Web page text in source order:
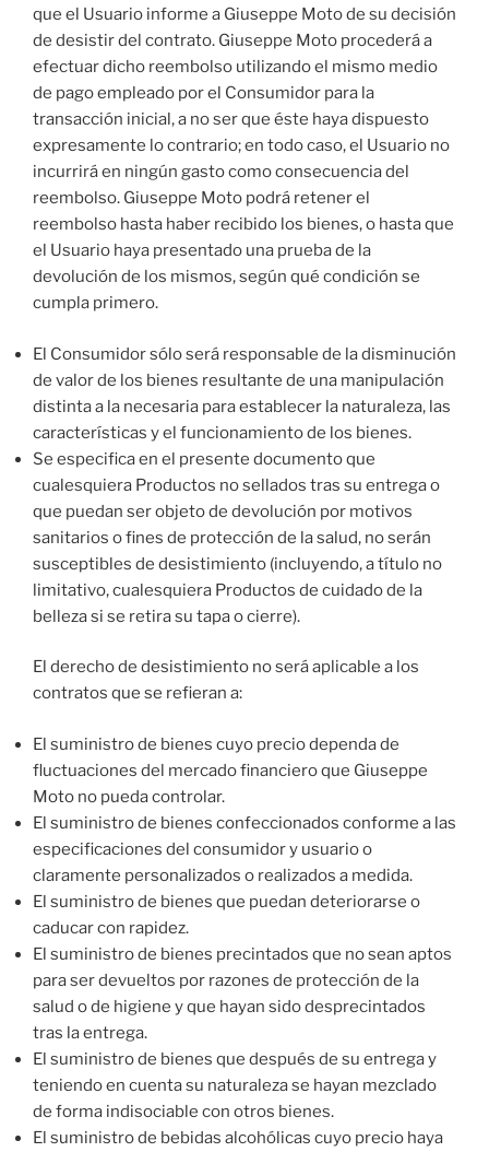
que el Usuario informe a Giuseppe Moto de su decisión
de desistir del contrato. Giuseppe Moto procederá a
efectuar dicho reembolso utilizando el mismo medio
de pago empleado por el Consumidor para la
transacción inicial, a no ser que éste haya dispuesto
expresamente lo contrario; en todo caso, el Usuario no
incurrirá en ningún gasto como consecuencia del
reembolso. Giuseppe Moto podrá retener el
reembolso hasta haber recibido los bienes, o hasta que
el Usuario haya presentado una prueba de la
devolución de los mismos, según qué condición se
cumpla primero.
El Consumidor sólo será responsable de la disminución
de valor de los bienes resultante de una manipulación
distinta a la necesaria para establecer la naturaleza, las
características y el funcionamiento de los bienes.
Se especifica en el presente documento que
cualesquiera Productos no sellados tras su entrega o
que puedan ser objeto de devolución por motivos
sanitarios o fines de protección de la salud, no serán
susceptibles de desistimiento (incluyendo, a título no
limitativo, cualesquiera Productos de cuidado de la
belleza si se retira su tapa o cierre).
El derecho de desistimiento no será aplicable a los
contratos que se refieran a:
El suministro de bienes cuyo precio dependa de
fluctuaciones del mercado financiero que Giuseppe
Moto no pueda controlar.
El suministro de bienes confeccionados conforme a las
especificaciones del consumidor y usuario o
claramente personalizados o realizados a medida.
El suministro de bienes que puedan deteriorarse o
caducar con rapidez.
El suministro de bienes precintados que no sean aptos
para ser devueltos por razones de protección de la
salud o de higiene y que hayan sido desprecintados
tras la entrega.
El suministro de bienes que después de su entrega y
teniendo en cuenta su naturaleza se hayan mezclado
de forma indisociable con otros bienes.
El suministro de bebidas alcohólicas cuyo precio haya